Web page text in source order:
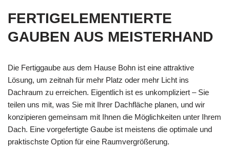
FERTIGELEMENTIERTE
GAUBEN AUS MEISTERHAND
Die Fertiggaube aus dem Hause Bohn ist eine attraktive
Lösung, um zeitnah für mehr Platz oder mehr Licht ins
Dachraum zu erreichen. Eigentlich ist es unkompliziert – Sie
teilen uns mit, was Sie mit Ihrer Dachfläche planen, und wir
konzipieren gemeinsam mit Ihnen die Möglichkeiten unter Ihrem
Dach. Eine vorgefertigte Gaube ist meistens die optimale und
praktischste Option für eine Raumvergrößerung.